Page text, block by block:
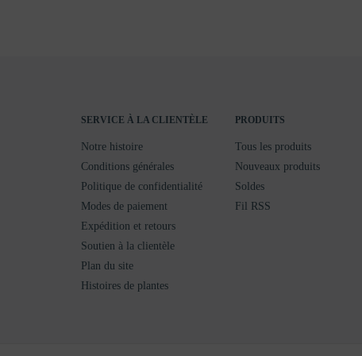
SERVICE À LA CLIENTÈLE
Notre histoire
Conditions générales
Politique de confidentialité
Modes de paiement
Expédition et retours
Soutien à la clientèle
Plan du site
Histoires de plantes
PRODUITS
Tous les produits
Nouveaux produits
Soldes
Fil RSS